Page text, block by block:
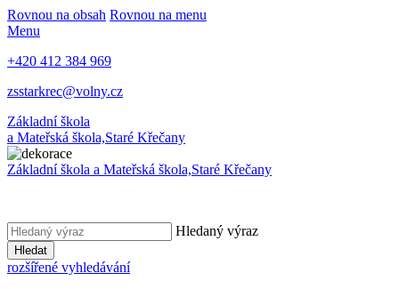
Rovnou na obsah Rovnou na menu
Menu
+420 412 384 969
zsstarkrec@volny.cz
Základní škola
a Mateřská škola,Staré Křečany
Základní škola a Mateřská škola,Staré Křečany
Hledaný výraz
Hledat
rozšířené vyhledávání